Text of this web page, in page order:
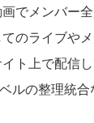
でメンバー
のライブや
ト上で配信し
ルの整理統